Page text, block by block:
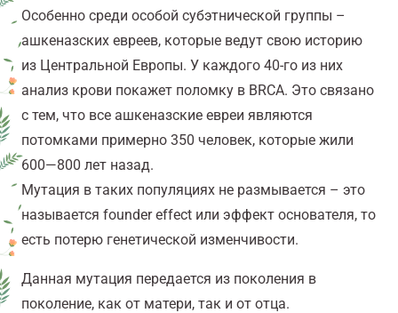
Особенно среди особой субэтнической группы –
ашкеназских евреев, которые ведут свою историю
из Центральной Европы. У каждого 40-го из них
анализ крови покажет поломку в BRCA. Это связано
с тем, что все ашкеназские евреи являются
потомками примерно 350 человек, которые жили
600—800 лет назад.
Мутация в таких популяциях не размывается – это
называется founder effect или эффект основателя, то
есть потерю генетической изменчивости.
Данная мутация передается из поколения в
поколение, как от матери, так и от отца.